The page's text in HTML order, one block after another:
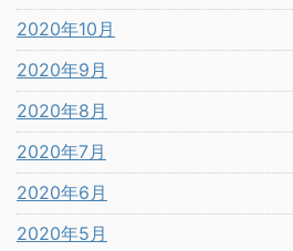
2020年10月
2020年9月
2020年8月
2020年7月
2020年6月
2020年5月